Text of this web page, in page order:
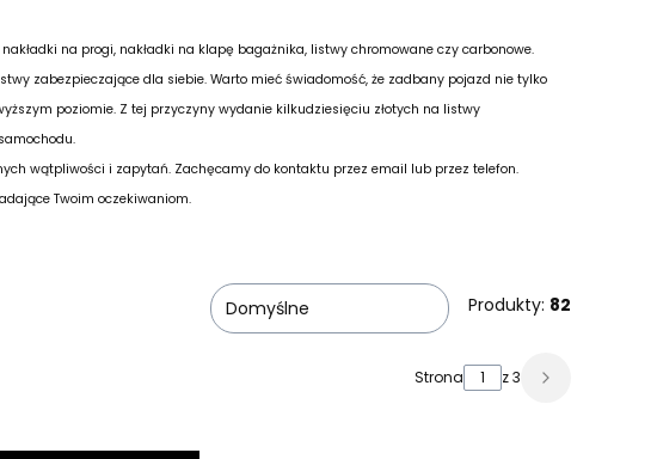
na progi, nakładki na klapę bagażnika, listwy chromowane czy carbonowe.
zabezpieczające dla siebie. Warto mieć świadomość, że zadbany pojazd nie tylko
poziomie. Z tej przyczyny wydanie kilkudziesięciu złotych na listwy
wątpliwości i zapytań. Zachęcamy do kontaktu przez email lub przez telefon.
Twoim oczekiwaniom.
Domyślne Produkty: 82
Strona z 3